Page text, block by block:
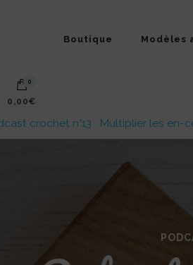
Boutique Modèles
0
0,00€
crochet n°13 : Multiplier les en-